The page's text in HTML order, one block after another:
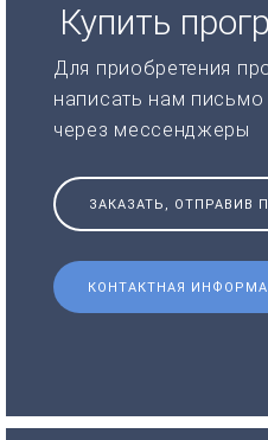
Купить
Для приобретения
написать нам
через мессенджеры
ЗАКАЗАТЬ, ОТПРАВИВ
КОНТАКТНАЯ